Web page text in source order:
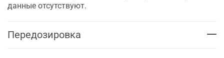
данные отсутствуют.
Передозировка